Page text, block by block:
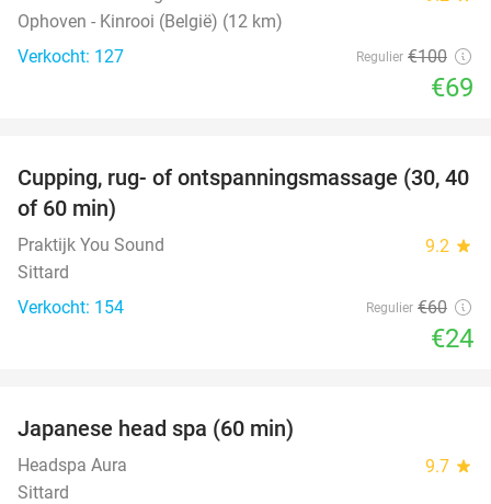
Ophoven - Kinrooi (België) (12 km)
Verkocht: 127
Regulier €100
€69
60%
Cupping, rug- of ontspanningsmassage (30, 40
of 60 min)
Praktijk You Sound 9.2 star
Sittard
Verkocht: 154
Regulier €60
€24
Japanese head spa (60 min)
Headspa Aura 9.7 star
Sittard